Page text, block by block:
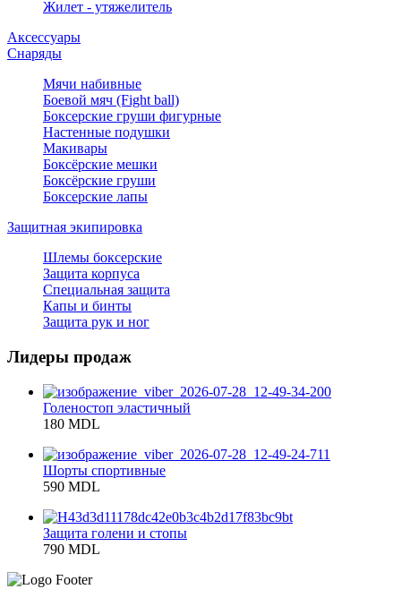
Жилет - утяжелитель
Аксессуары
Снаряды
Мячи набивные
Боевой мяч (Fight ball)
Боксерские груши фигурные
Настенные подушки
Макивары
Боксёрские мешки
Боксёрские груши
Боксерские лапы
Защитная экипировка
Шлемы боксерские
Защита корпуса
Специальная защита
Капы и бинты
Защита рук и ног
Лидеры продаж
Голеностоп эластичный
180 MDL
Шорты спортивные
590 MDL
Защита голени и стопы
790 MDL